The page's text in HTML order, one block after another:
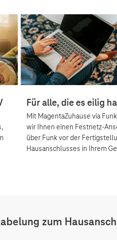
Für alle, die es eilig
Mit MagentaZuhause via
wir Ihnen einen Festnetz-
über Funk vor der
Hausanschlusses in Ihrem
zum